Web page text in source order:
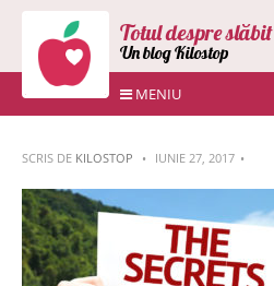
Totul despre slăbit
Un blog Kilostop
MENIU
SCRIS DE KILOSTOP IUNIE 27, 2017